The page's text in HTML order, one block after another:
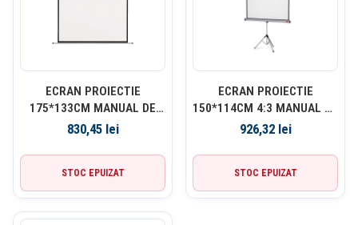
ECRAN PROIECTIE
175*133CM MANUAL DE
PERETE NOBO
830,45 lei
STOC EPUIZAT
ECRAN PROIECTIE
150*114CM 4:3 MANUAL PE
TREPIED NOBO
926,32 lei
STOC EPUIZAT